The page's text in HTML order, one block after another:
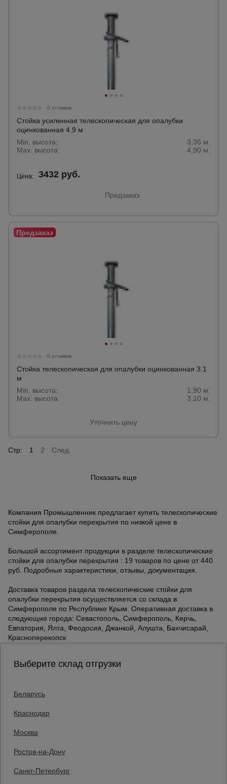
0 отзывов
Стойка усиленная телескопическая для опалубки
оцинкованная 4.9 м
Min. высота:
3,36 м.
Max. высота:
4,90 м.
Цена: 3432 руб.
Предзаказ
0 отзывов
Стойка телескопическая для опалубки оцинкованная 3.1
м
Min. высота:
1,90 м.
Max. высота:
3,10 м.
Уточнить цену
Стр: 1 2 След.
Показать еще
Компания Промышленник предлагает купить телескопические
стойки для опалубки перекрытия по низкой цене в
Симферополе.
Большой ассортимент продукции в разделе телескопические
стойки для опалубки перекрытия : 19 товаров по цене от 440
руб. Подробные характеристики, отзывы, документация.
Доставка товаров раздела телескопические стойки для
опалубки перекрытия осуществляется со склада в
Симферополе по Республике Крым. Оперативная доставка в
следующие города: Севастополь, Симферополь, Керчь,
Евпатория, Ялта, Феодосия, Джанкой, Алушта, Бахчисарай,
Красноперекопск
Выберите склад отгрузки
Беларусь
Краснодар
Москва
Ростов-на-Дону
Санкт-Петербург
О компании
Франшиза
Контакты
Защитные конструкции